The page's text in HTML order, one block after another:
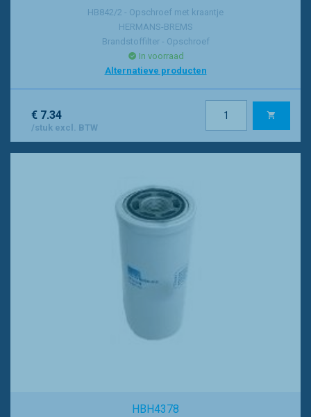
HB842/2 - Opschroef met kraantje
HERMANS-BREMS
Brandstoffilter - Opschroef
In voorraad
Alternatieve producten
€ 7.34
/stuk excl. BTW
HBH4378